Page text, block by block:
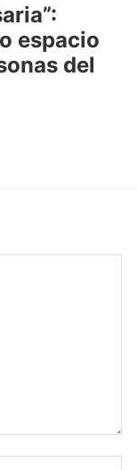
espacio
del